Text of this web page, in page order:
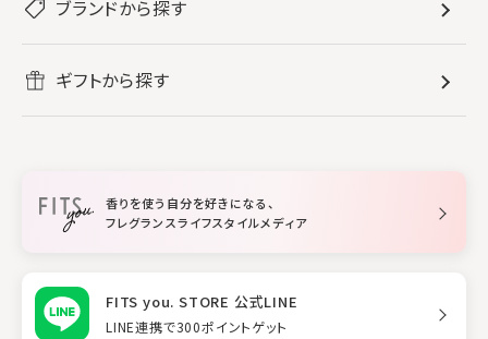
メンズ香水
ボディミスト・スプレー
すべてのバス・ボディケア
ボディ・ハンドクリーム
入浴剤
ホームフレグランス
ルームフレグランス
スタイリング
リフレッシュしたい
ブランドから探す
ギフトから探す
香りを使う自分を好きになる、
フレグランスライフスタイルメディア
FITS you. STORE 公式LINE
LINE連携で300ポイントゲット